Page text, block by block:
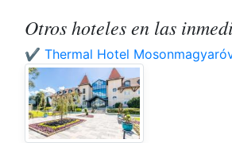
Otros hoteles en las
✔️ Thermal Hotel